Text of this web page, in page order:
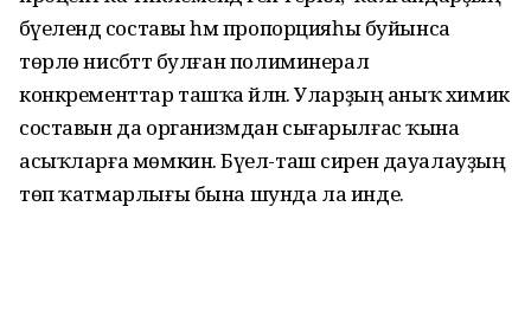
бәүелендә составы һәм пропорцияһы буйынса
төрлө нисбәттә булған полиминерал
конкременттар ташҡа әйләнә. Уларҙың аныҡ химик
составын да организмдан сығарылғас ҡына
асыҡларға мөмкин. Бәүел-таш сирен дауалауҙың
төп ҡатмарлығы бына шунда ла инде.